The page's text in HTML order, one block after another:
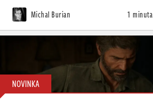
Michal Burian 1 minuta
NOVINKA